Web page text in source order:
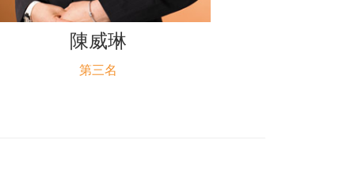
陳威琳
第三名